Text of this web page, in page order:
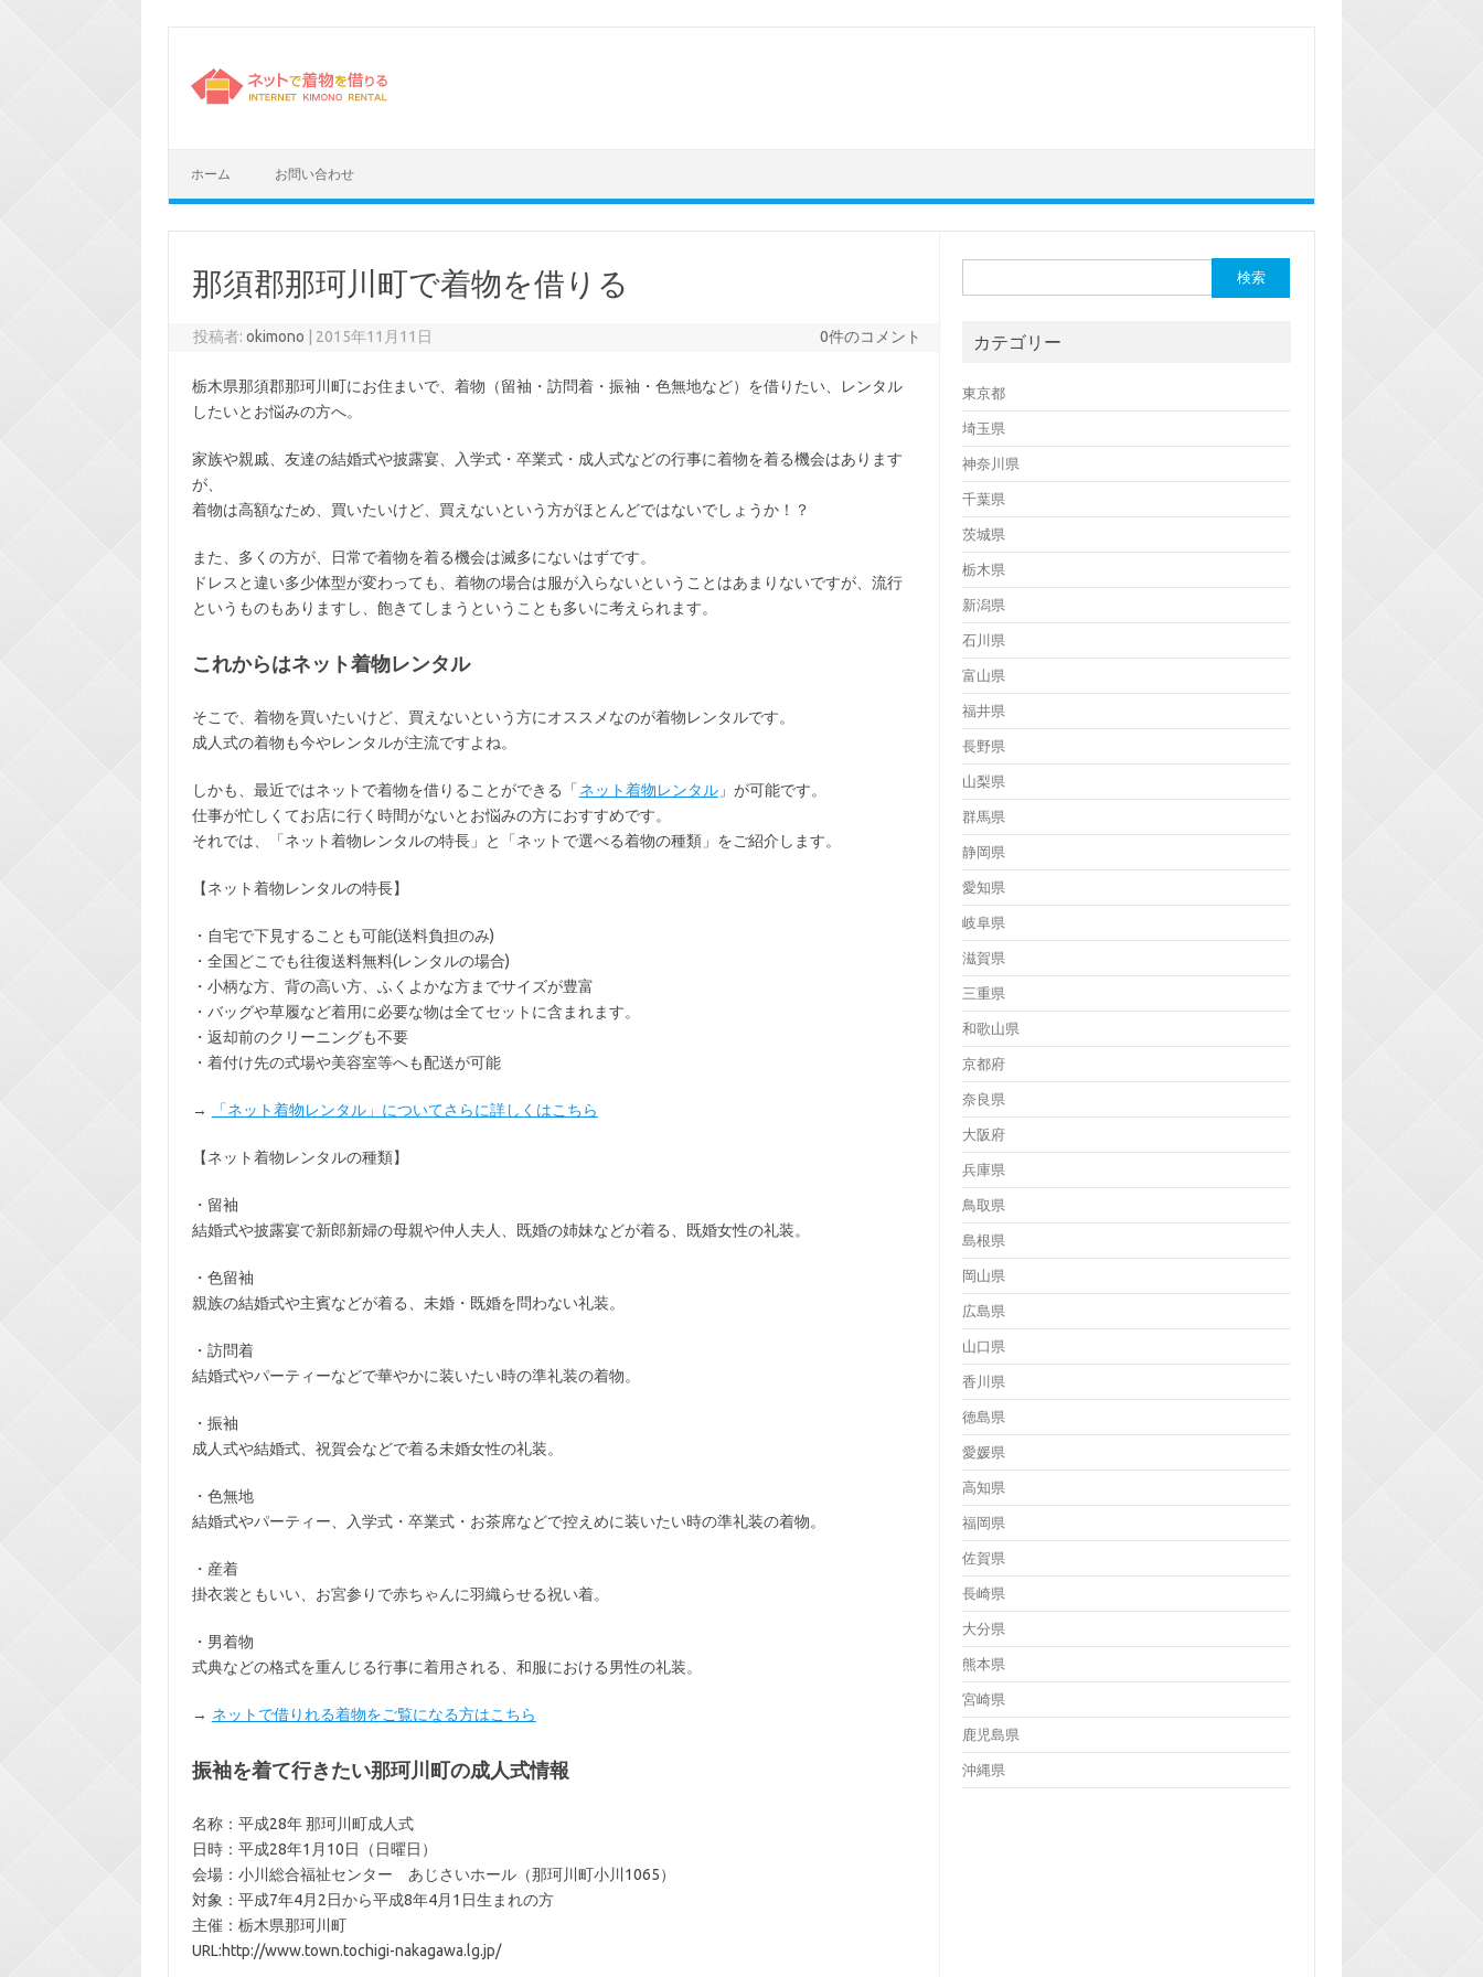
ホーム お問い合わせ
那須郡那珂川町で着物を借りる
投稿者:okimono 2015年11月11日 0件のコメント
栃木県那須郡那珂川町にお住まいで、着物（留袖・訪問着・振袖・色無地など）を借りたい、レンタル
したいとお悩みの方へ。
家族や親戚、友達の結婚式や披露宴、入学式・卒業式・成人式などの行事に着物を着る機会はあります
が、
着物は高額なため、買いたいけど、買えないという方がほとんどではないでしょうか！？
また、多くの方が、日常で着物を着る機会は滅多にないはずです。
ドレスと違い多少体型が変わっても、着物の場合は服が入らないということはあまりないですが、流行
というものもありますし、飽きてしまうということも多いに考えられます。
これからはネット着物レンタル
そこで、着物を買いたいけど、買えないという方にオススメなのが着物レンタルです。
成人式の着物も今やレンタルが主流ですよね。
しかも、最近ではネットで着物を借りることができる「 ネット着物レンタル」が可能です。
仕事が忙しくてお店に行く時間がないとお悩みの方におすすめです。
それでは、「ネット着物レンタルの特長」と「ネットで選べる着物の種類」をご紹介します。
【ネット着物レンタルの特長】
・ 自宅で下見することも可能(送料負担のみ)
・全国どこでも往復送料無料(レンタルの場合)
・小柄な方、背の高い方、ふくよかな方までサイズが豊富
・バッグや草履など着用に必要な物は全てセット に含まれます。
・返却前のクリーニングも不要
・着付け先の式場や美容室等へも配送が可能
→ 「ネット着物レンタル」についてさらに詳しくはこちら
【ネット着物レンタルの種類】
・留袖
結婚式や披露宴で新郎新婦の母親や仲人夫人、既婚の姉妹などが着る、既婚女性の礼装。
・色留袖
親族の結婚式や主賓などが着る、未婚・既婚を問わない礼装。
・訪問着
結婚式やパーティーなどで華やかに装いたい時の準礼装の着物。
・振袖
成人式や結婚式、祝賀会などで着る未婚女性の礼装。
・色無地
結婚式やパーティー、入学式・卒業式・お茶席などで控えめに装いたい時の準礼装の着物。
・産着
掛衣裳ともいい、お宮参りで赤ちゃんに羽織らせる祝い着。
・男着物
式典などの格式を重んじる行事に着用される、和服における男性の礼装。
→ ネットで借りれる着物をご覧になる方はこちら
振袖を着て行きたい那珂川町の成人式情報
名称：平成28年 那珂川町成人式
日時：平成28年1月10日（日曜日）
会場：小川総合福祉センター あじさいホール（那珂川町小川1065）
対象：平成7年4月2日から平成8年4月1日生まれの方
主催：栃木県那珂川町
URL:http://www.town.tochigi-nakagawa.lg.jp/
索:
カテゴリー
東京都
埼玉県
神奈川県
千葉県
茨城県
栃木県
新潟県
石川県
富山県
福井県
長野県
山梨県
群馬県
静岡県
愛知県
岐阜県
滋賀県
三重県
和歌山県
京都府
奈良県
大阪府
兵庫県
鳥取県
島根県
岡山県
広島県
山口県
香川県
徳島県
愛媛県
高知県
福岡県
佐賀県
長崎県
大分県
熊本県
宮崎県
鹿児島県
沖縄県